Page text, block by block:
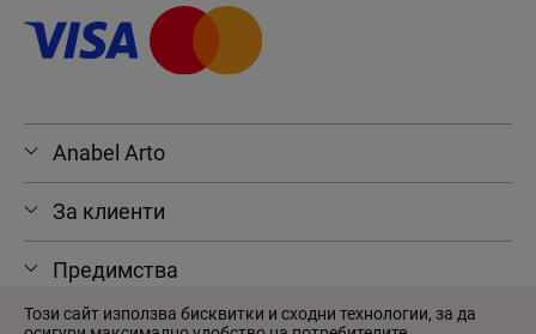
Anabel Arto
За клиенти
Предимства
Този сайт използва бисквитки и сходни технологии, за да